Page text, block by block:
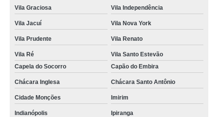
Vila Graciosa Vila Independência
Vila Jacuí Vila Nova York
Vila Prudente Vila Renato
Vila Ré
Vila Santo Estevão
Capela do Socorro
Capão do Embira
Chácara Inglesa Chácara Santo Antônio
Cidade Monções Imirim
Indianópolis Ipiranga